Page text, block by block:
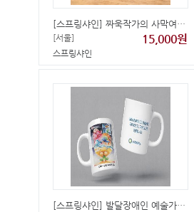
[스프링샤인] 짜욱작가의 사막여우 머그컵
[서울] 15,000원
스프링샤인
[스프링샤인] 발달장애인 예술가의 아트 머그컵